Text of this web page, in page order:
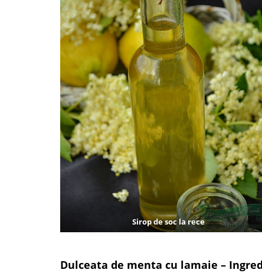
Sirop de soc la rece
Dulceata de menta cu lamaie –